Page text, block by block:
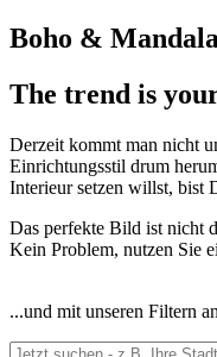
Boho &
The trend is
Derzeit kommt man nicht
Einrichtungsstil drum
Interieur setzen willst, bist
Das perfekte Bild ist nicht
Kein Problem, nutzen Sie
...und mit unseren Filtern